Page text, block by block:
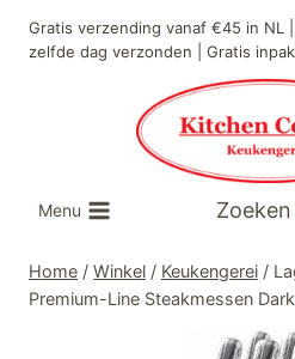
naar
Gratis verzending vanaf €45 in NL
zelfde dag verzonden | Gratis
Menu Zoeken
Home / Winkel / Keukengerei /
Premium-Line Steakmessen